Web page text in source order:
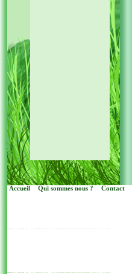
Accueil Qui sommes nous ? Contact